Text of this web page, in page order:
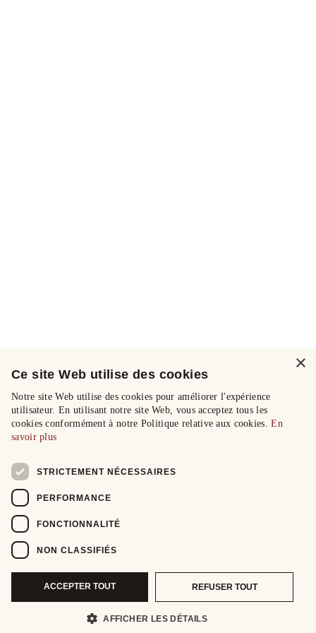
×
Ce site Web utilise des cookies
Notre site Web utilise des cookies pour améliorer l'expérience
utilisateur. En utilisant notre site Web, vous acceptez tous les
cookies conformément à notre Politique relative aux cookies.En
savoir plus
STRICTEMENT NÉCESSAIRES
PERFORMANCE
FONCTIONNALITÉ
NON CLASSIFIÉS
ACCEPTER TOUT REFUSER TOUT
AFFICHER LES DÉTAILS